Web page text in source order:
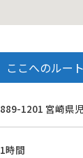
ここへのルー
889-1201 宮崎県
1時間